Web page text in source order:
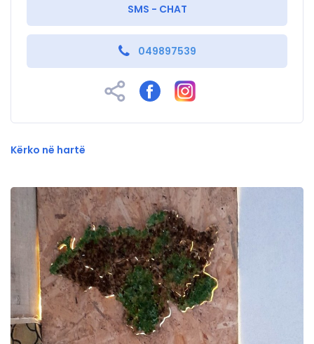
SMS - CHAT
049897539
Kërko në hartë